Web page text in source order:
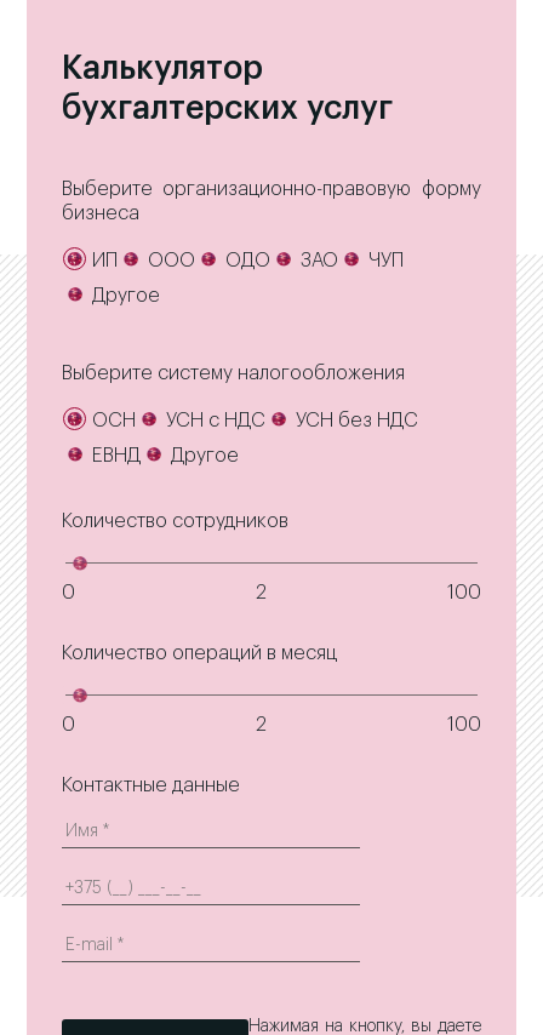
Калькулятор
бухгалтерских услуг
Выберите организационно-правовую форму
бизнеса
ИП ООО ОДО ЗАО
ЧУП
Другое
Выберите систему налогообложения
ОСН УСН с НДС
УСН без НДС
ЕВНД
Другое
Количество сотрудников
0 2 100
Количество операций в месяц
0 2 100
Контактные данные
Нажимая на кнопку, вы даете